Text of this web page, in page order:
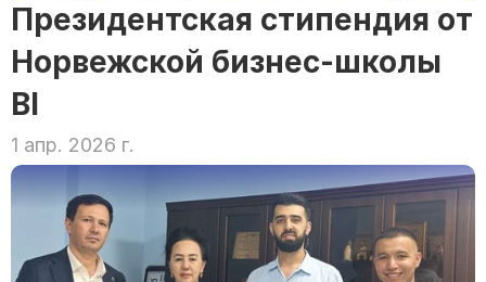
Президентская стипендия от
Норвежской бизнес-школы
BI
1 апр. 2026 г.